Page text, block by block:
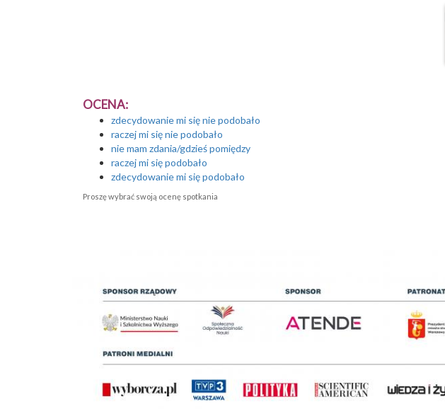
OCENA:
zdecydowanie mi się nie podobało
raczej mi się nie podobało
nie mam zdania/gdzieś pomiędzy
raczej mi się podobało
zdecydowanie mi się podobało
Proszę wybrać swoją ocenę spotkania